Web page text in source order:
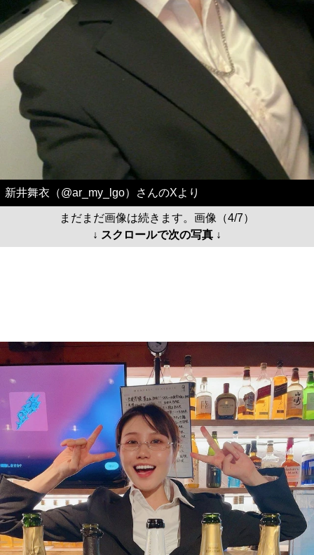
新井舞衣（@ar_my_lgo）さんのXより
まだまだ画像は続きます。画像（4/7）
↓ スクロールで次の写真 ↓